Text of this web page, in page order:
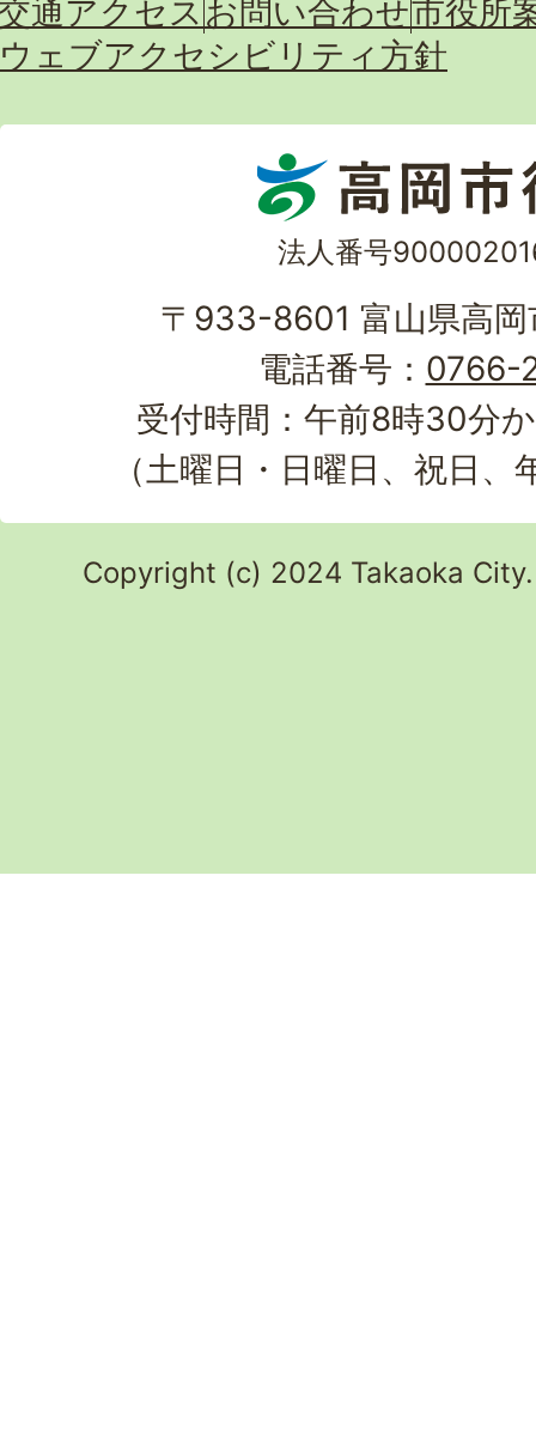
通アクセス お問い合わせ市役所
ウェブアクセシビリティ方針
法人番号
〒933-8601 富山県高
電話番号： 0766-
受付時間：午前8時30分
（土曜日・日曜日、祝日
Copyright (c) 2024 Takaoka